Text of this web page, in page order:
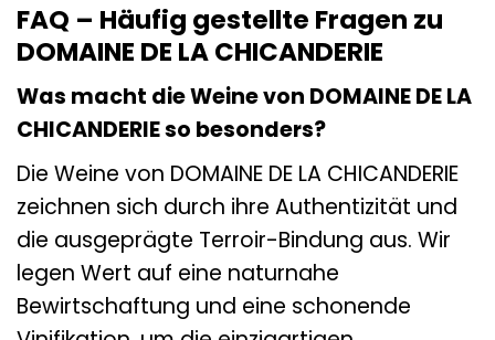
FAQ – Häufig gestellte Fragen zu
DOMAINE DE LA CHICANDERIE
Was macht die Weine von DOMAINE DE LA
CHICANDERIE so besonders?
Die Weine von DOMAINE DE LA CHICANDERIE
zeichnen sich durch ihre Authentizität und
die ausgeprägte Terroir-Bindung aus. Wir
legen Wert auf eine naturnahe
Bewirtschaftung und eine schonende